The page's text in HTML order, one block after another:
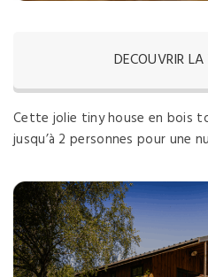
DECOUVRIR
Cette jolie tiny house en bois
jusqu’à 2 personnes pour une